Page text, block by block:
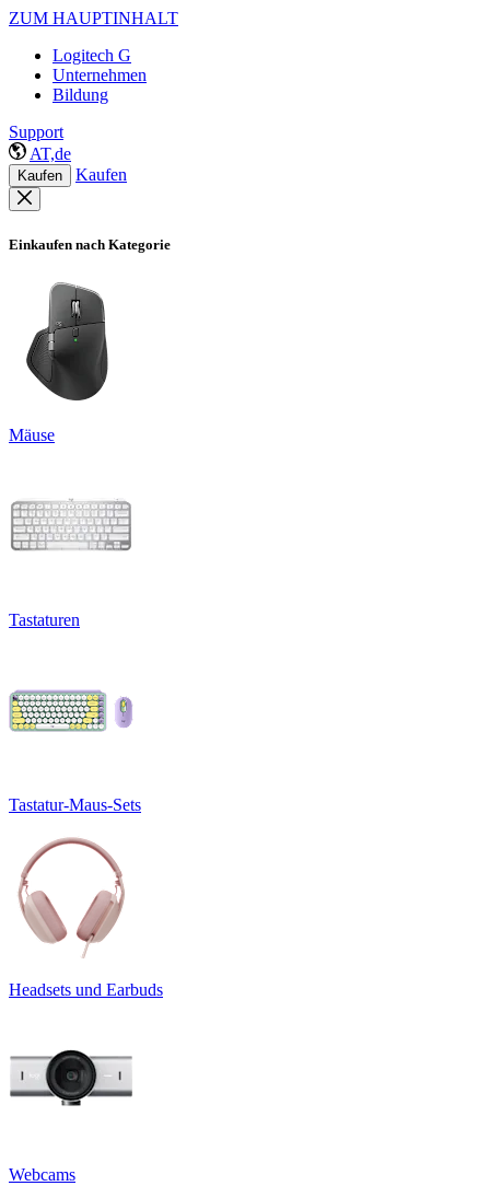
ZUM HAUPTINHALT
Logitech G
Unternehmen
Bildung
Support
AT,de
Kaufen Kaufen
Einkaufen nach Kategorie
Mäuse
Tastaturen
Tastatur-Maus-Sets
Headsets und Earbuds
Webcams